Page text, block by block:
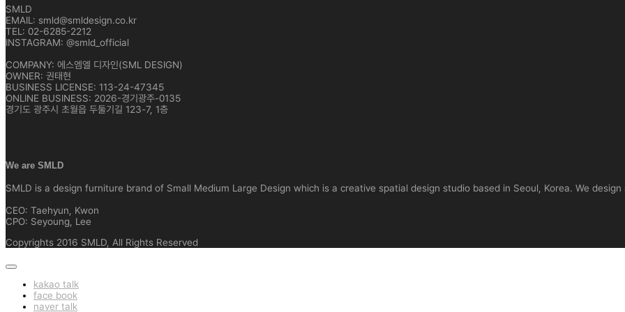
SMLD
EMAIL: smld@smldesign.co.kr
TEL: 02-6285-2212
INSTAGRAM: @smld_official
COMPANY: 에스엠엘 디자인(SML DESIGN)
OWNER: 권태현
BUSINESS LICENSE: 113-24-47345
ONLINE BUSINESS: 2026-경기광주-0135
경기도 광주시 초월읍 두둘기길 123-7, 1층
We are SMLD
SMLD is a design furniture brand of Small Medium Large Design which is a creative spatial design studio based in Seoul, Korea. We
CEO: Taehyun, Kwon
CPO: Seyoung, Lee
Copyrights 2016 SMLD, All Rights Reserved
kakao talk
face book
naver talk